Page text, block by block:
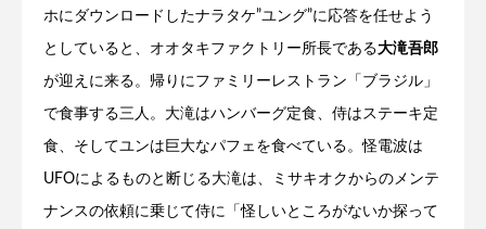
ホにダウンロードしたナラタケ”ユング”に応答を任せよう
としていると、オオタキファクトリー所長である大滝吾郎
が迎えに来る。帰りにファミリーレストラン「ブラジル」
で食事する三人。大滝はハンバーグ定食、侍はステーキ定
食、そしてユンは巨大なパフェを食べている。怪電波は
UFOによるものと断じる大滝は、ミサキオクからのメンテ
ナンスの依頼に乗じて侍に「怪しいところがないか探って